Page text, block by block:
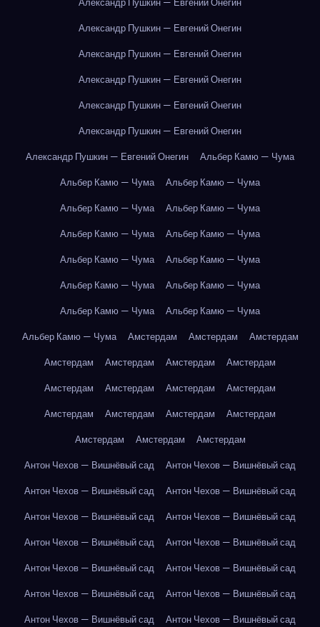
Александр Пушкин — Евгений Онегин
Александр Пушкин — Евгений Онегин
Александр Пушкин — Евгений Онегин
Александр Пушкин — Евгений Онегин
Александр Пушкин — Евгений Онегин
Александр Пушкин — Евгений Онегин
Альбер Камю — Чума
Альбер Камю — Чума
Альбер Камю — Чума
Альбер Камю — Чума
Альбер Камю — Чума
Альбер Камю — Чума
Альбер Камю — Чума
Альбер Камю — Чума
Альбер Камю — Чума
Альбер Камю — Чума
Альбер Камю — Чума
Альбер Камю — Чума
Альбер Камю — Чума
Альбер Камю — Чума
Амстердам Амстердам
Амстердам
Амстердам
Амстердам Амстердам
Амстердам
Амстердам
Амстердам Амстердам
Амстердам
Амстердам
Амстердам Амстердам
Амстердам
Амстердам
Амстердам
Амстердам
Антон Чехов — Вишнёвый сад
Антон Чехов — Вишнёвый сад
Антон Чехов — Вишнёвый сад
Антон Чехов — Вишнёвый сад
Антон Чехов — Вишнёвый сад
Антон Чехов — Вишнёвый сад
Антон Чехов — Вишнёвый сад
Антон Чехов — Вишнёвый сад
Антон Чехов — Вишнёвый сад
Антон Чехов — Вишнёвый сад
Антон Чехов — Вишнёвый сад
Антон Чехов — Вишнёвый сад
Антон Чехов — Вишнёвый сад
Антон Чехов — Вишнёвый сад